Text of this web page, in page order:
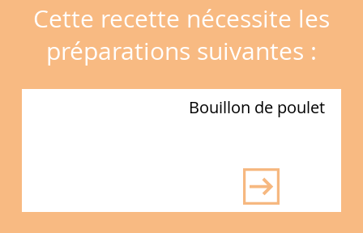
Cette recette nécessite les
préparations suivantes :
Bouillon de poulet